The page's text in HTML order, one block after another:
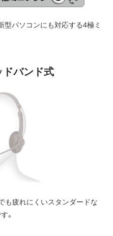
型パソコンにも対応する4極ミ
バンド式
も疲れにくいスタンダードな
。